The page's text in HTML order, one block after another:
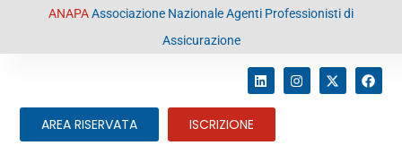
contenutoANAPAAssociazione Nazionale Agenti Professionisti di
Assicurazione
AREA RISERVATA ISCRIZIONE